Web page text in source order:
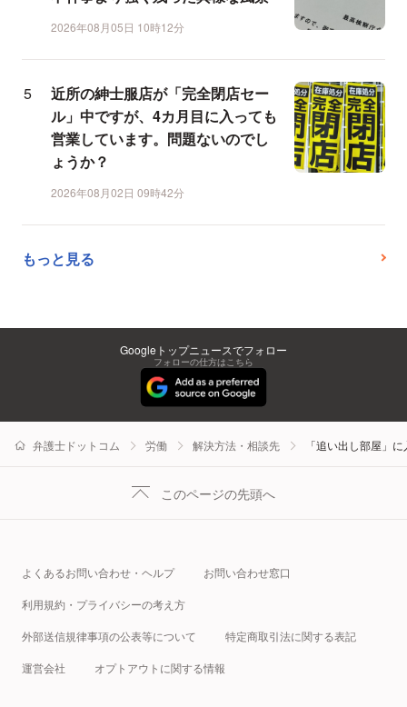
2026年08月05日 10時12分
近所の紳士服店が「完全閉店セー
ル」中ですが、4カ月目に入っても
営業しています。問題ないのでし
ょうか？
2026年08月02日 09時42分
もっと見る
Googleトップニュースでフォロー
フォローの仕方はこちら
弁護士ドットコム 労働 解決方法・相談先 「追い出し部屋」
このページの先頭へ
よくあるお問い合わせ・ヘルプ お問い合わせ窓口
利用規約・プライバシーの考え方
外部送信規律事項の公表等について 特定商取引法に関する表記
運営会社 オプトアウトに関する情報